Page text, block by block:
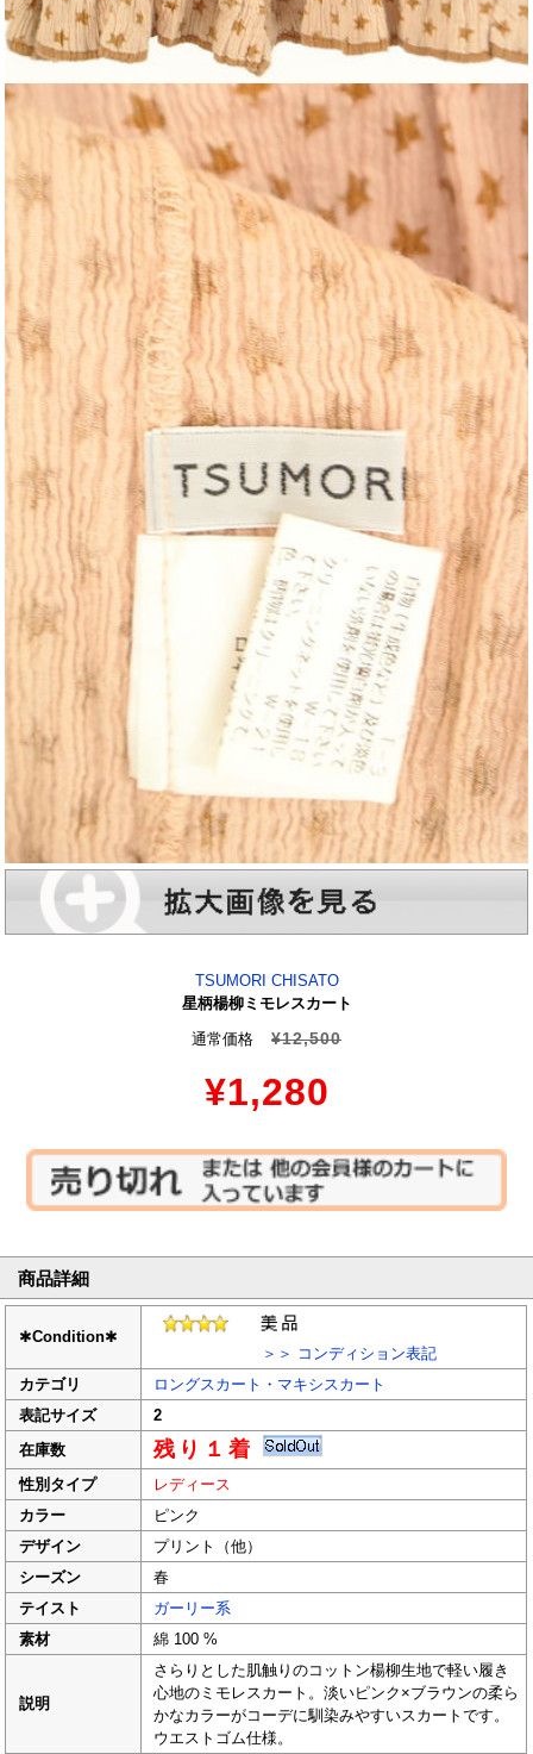
TSUMORI CHISATO
星柄楊柳ミモレスカート
通常価格
¥12,500
¥1,280
商品詳細
✱Condition✱
＞＞ コンディション表記
カテゴリ
ロングスカート・マキシスカート
表記サイズ
2
在庫数
残り１着
性別タイプ
レディース
カラー
ピンク
デザイン
プリント（他）
シーズン
春
テイスト
ガーリー系
素材
綿 100 %
説明
さらりとした肌触りのコットン楊柳生地で軽い履き
心地のミモレスカート。淡いピンク×ブラウンの柔ら
かなカラーがコーデに馴染みやすいスカートです。
ウエストゴム仕様。